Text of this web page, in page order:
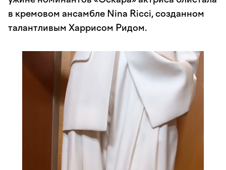
в кремовом ансамбле Nina Ricci, созданном
талантливым Харрисом Ридом.